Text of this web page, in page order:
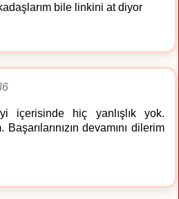
bile linkini at diyor
içerisinde hiç yanlışlık yok.
devamını dilerim